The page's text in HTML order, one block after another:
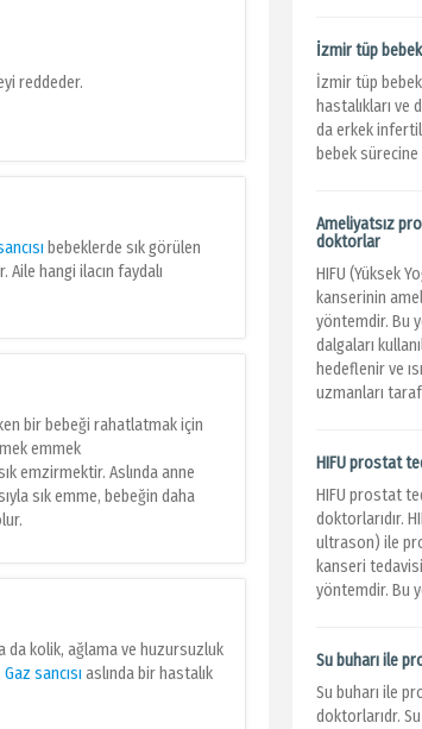
reddeder.
bebeklerde sık görülen
Aile hangi ilacın faydalı
bir bebeği rahatlatmak için
emmek
emzirmektir. Aslında anne
sık emme, bebeğin daha
da kolik, ağlama ve huzursuzluk
Gaz sancısı aslında bir hastalık
İzmir tüp
İzmir tüp
hastalıkları ve
da erkek
bebek
Ameliyatsız
doktorlar
HIFU (Yüksek
kanserinin
yöntemdir. Bu
dalgaları
hedeflenir ve
uzmanları
HIFU prostat
HIFU prostat
doktorlarıdır.
ultrason) ile
kanseri
yöntemdir. Bu
Su buharı ile
Su buharı ile
doktorlarıdr.